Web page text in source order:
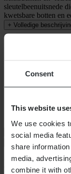
Consent
This website
We use cookies
social media
share
media,
combine it with
sleutelbeenuitsnede
kwetsbare botten en
+ Volledige
KleurOranje
Hoogte
Verzending & retouren
Veiligheidsinformatie